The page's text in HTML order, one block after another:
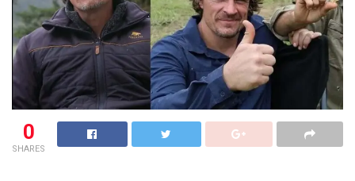
0
SHARES